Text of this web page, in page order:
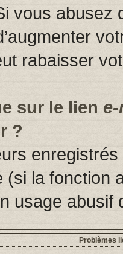
vous
rabaisser
sur le lien
?
la fonction
usage abusif
Problèmes